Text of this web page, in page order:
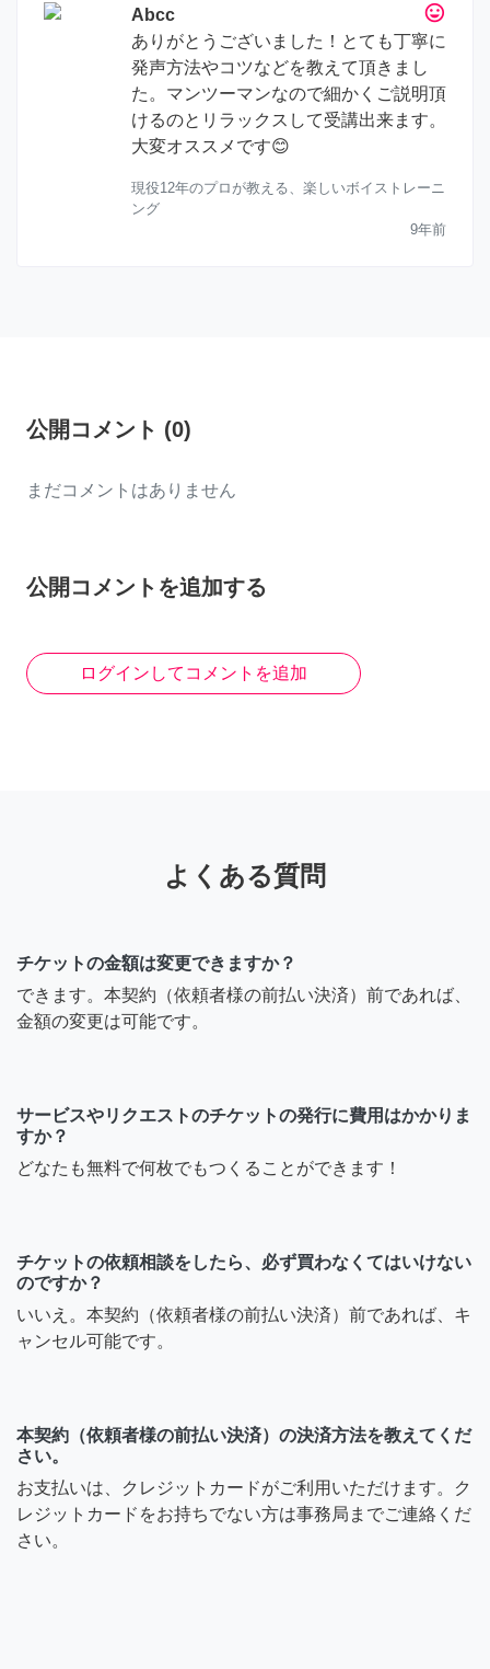
tag_faces
Abcc
ありがとうございました！とても丁寧に
発声方法やコツなどを教えて頂きまし
た。マンツーマンなので細かくご説明頂
けるのとリラックスして受講出来ます。
大変オススメです😊
現役12年のプロが教える、楽しいボイストレーニ
ング
9年前
公開コメント (0)
まだコメントはありません
公開コメントを追加する
ログインしてコメントを追加
よくある質問
チケットの金額は変更できますか？
できます。本契約（依頼者様の前払い決済）前であれば、
金額の変更は可能です。
サービスやリクエストのチケットの発行に費用はかかりま
すか？
どなたも無料で何枚でもつくることができます！
チケットの依頼相談をしたら、必ず買わなくてはいけない
のですか？
いいえ。本契約（依頼者様の前払い決済）前であれば、キ
ャンセル可能です。
本契約（依頼者様の前払い決済）の決済方法を教えてくだ
さい。
お支払いは、クレジットカードがご利用いただけます。ク
レジットカードをお持ちでない方は事務局までご連絡くだ
さい。